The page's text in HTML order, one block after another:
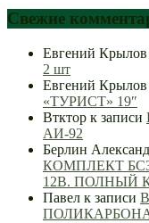
Свежие
Евгений Крылов
2 шт
Евгений Крылов
«ТУРИСТ» 19″
Втктор к записи
АИ-92
Берлин
КОМПЛЕКТ
12В. ПОЛНЫЙ
Павел к записи